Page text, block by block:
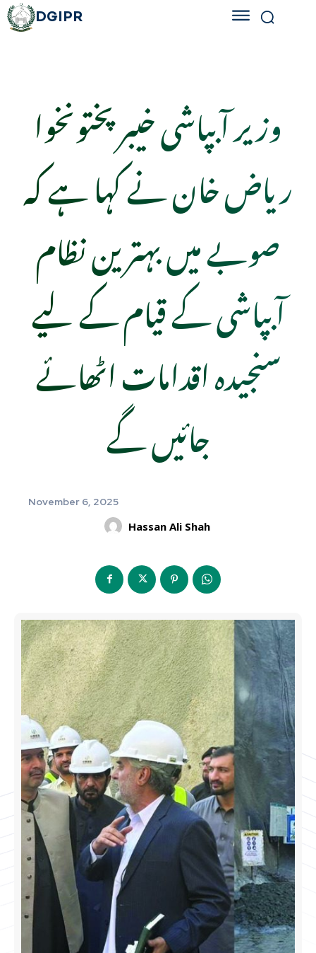
DGIPR
وزیر آبپاشی خیبرپختونخوا
ریاض خان نے کہا ہے کہ
صوبے میں بہترین نظام
آبپاشی کے قیام کے لیے
سنجیدہ اقدامات اٹھائے
جائیں گے
November 6, 2025
Hassan Ali Shah